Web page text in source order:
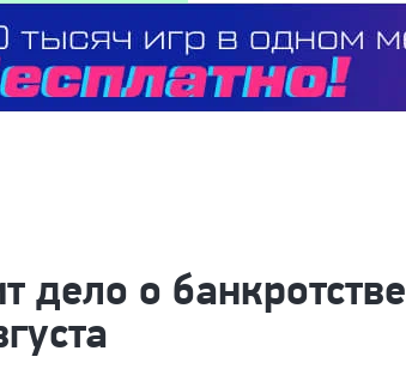
дело о банкротстве